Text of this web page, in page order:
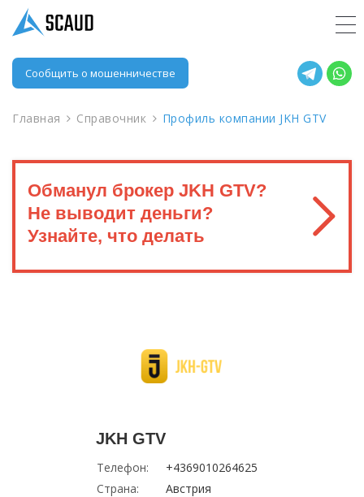
Сообщить о мошенничестве
Главная Справочник Профиль компании JKH GTV
Обманул брокер JKH GTV?
Не выводит деньги?
Узнайте, что делать
JKH GTV
Телефон:
+4369010264625
Страна:
Австрия